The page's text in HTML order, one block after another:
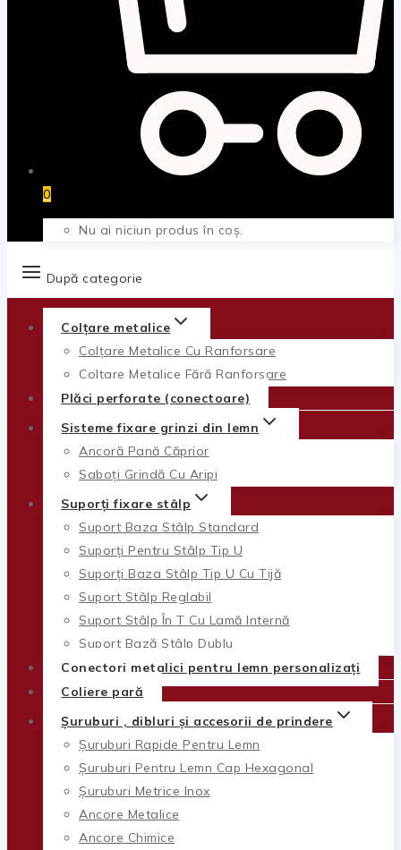
0
Nu ai niciun produs în coș.
După categorie
Colțare metalice
Colțare Metalice Cu Ranforsare
Colțare Metalice Fără Ranforsare
Plăci perforate (conectoare)
Sisteme fixare grinzi din lemn
Ancoră Pană Căprior
Saboți Grindă Cu Aripi
Suporți fixare stâlp
Suport Baza Stâlp Standard
Suporți Pentru Stâlp Tip U
Suporți Baza Stâlp Tip U Cu Tijă
Suport Stâlp Reglabil
Suport Stâlp În T Cu Lamă Internă
Suport Bază Stâlp Dublu
Conectori metalici pentru lemn personalizați
Coliere pară
Șuruburi , dibluri și accesorii de prindere
Șuruburi Rapide Pentru Lemn
Șuruburi Pentru Lemn Cap Hexagonal
Șuruburi Metrice Inox
Ancore Metalice
Ancore Chimice